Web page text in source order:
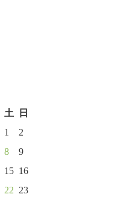
土
日
1
2
8
9
15 16
22 23